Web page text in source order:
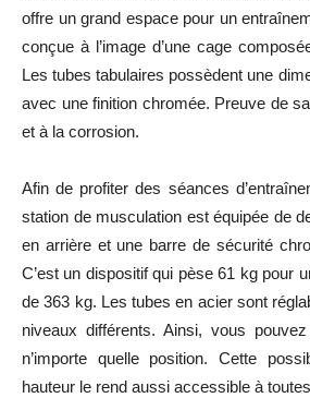
offre un grand espace pour un
conçue à l’image d’une cage
Les tubes tabulaires possèdent une
avec une finition chromée. Preuve de
et à la corrosion.
Afin de profiter des séances
station de musculation est équipée de
en arrière et une barre de sécurité
C’est un dispositif qui pèse 61 kg pour
de 363 kg. Les tubes en acier sont
niveaux différents. Ainsi, vous
n’importe quelle position. Cette
hauteur le rend aussi accessible à